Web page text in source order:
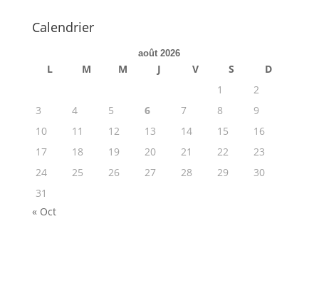
Calendrier
août 2026
L M M J V S
D
1
2
3
4 5 6 7 8
9
10
11 12 13 14 15
16
17
18 19 20 21 22
23
24
25 26 27 28 29
30
31
« Oct